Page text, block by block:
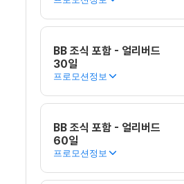
BB 조식 포함 - 얼리버드
30일
프로모션정보
BB 조식 포함 - 얼리버드
60일
프로모션정보